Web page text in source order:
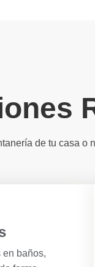
de tu casa o
en baños,